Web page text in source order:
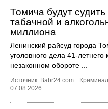
Томича будут
табачной и
миллиона
Ленинский райсуд города
уголовного дела 41-
незаконном обороте ...
Источник: Babr24.com Криминал
07.08.2026